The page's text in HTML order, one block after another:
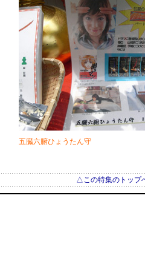
五臓六腑ひょうたん守
△この特集のトップ